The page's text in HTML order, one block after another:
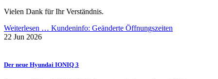
Vielen Dank für Ihr Verständnis.
Weiterlesen … Kundeninfo: Geänderte Öffnungszeiten
22 Jun 2026
Der neue Hyundai IONIQ 3